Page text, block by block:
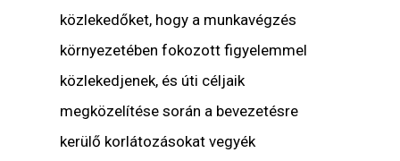
közlekedőket, hogy a munkavégzés
környezetében fokozott figyelemmel
közlekedjenek, és úti céljaik
megközelítése során a bevezetésre
kerülő korlátozásokat vegyék